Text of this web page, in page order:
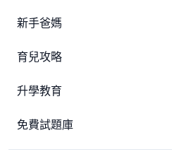
新手爸媽
育兒攻略
升學教育
免費試題庫